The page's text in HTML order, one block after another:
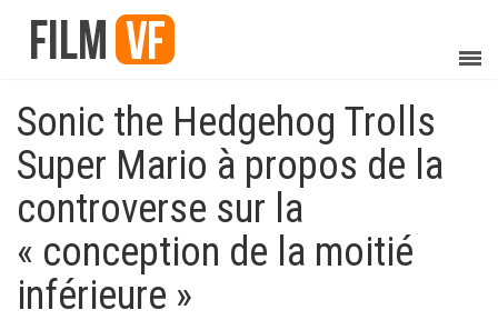
Sonic the Hedgehog Trolls
Super Mario à propos de la
controverse sur la
« conception de la moitié
inférieure »